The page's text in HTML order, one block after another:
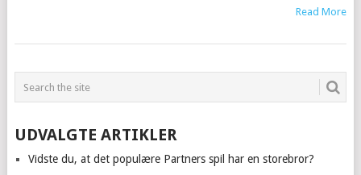
Read More
UDVALGTE ARTIKLER
Vidste du, at det populære Partners spil har en storebror?